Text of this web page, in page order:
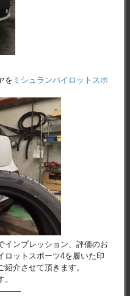
を ミシュランパイロットスポ
インプレッション、評価のお
ロットスポーツ4を履いた印
介させて頂きます。